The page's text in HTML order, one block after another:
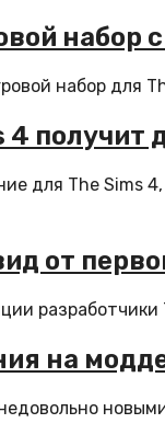
набор для
получит
для The Sims
от
на